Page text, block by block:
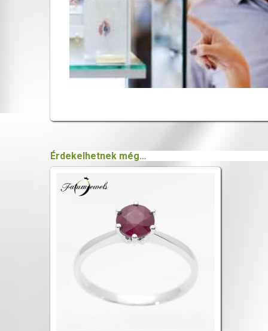
Érdekelhetnek még…